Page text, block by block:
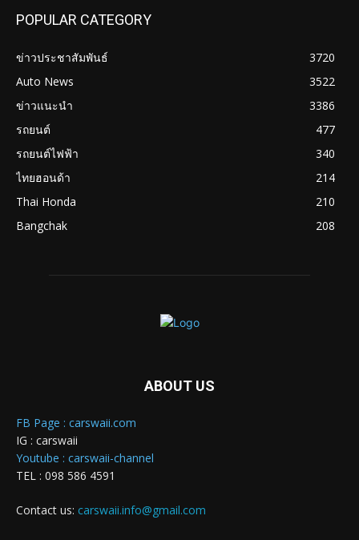
POPULAR CATEGORY
ข่าวประชาสัมพันธ์
3720
Auto News
3522
ข่าวแนะนำ
3386
รถยนต์
477
รถยนต์ไฟฟ้า
340
ไทยฮอนด้า
214
Thai Honda
210
Bangchak
208
ABOUT US
FB Page : carswaii.com
IG : carswaii
Youtube : carswaii-channel
TEL : 098 586 4591
Contact us: carswaii.info@gmail.com